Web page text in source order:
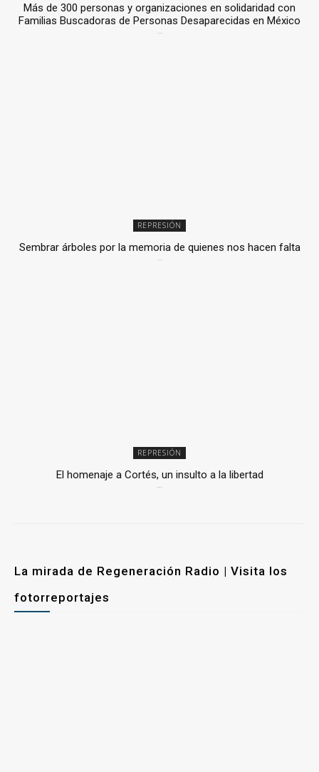
Más de 300 personas y organizaciones en solidaridad con
Familias Buscadoras de Personas Desaparecidas en México
REPRESIÓN
Sembrar árboles por la memoria de quienes nos hacen falta
REPRESIÓN
El homenaje a Cortés, un insulto a la libertad
La mirada de Regeneración Radio | Visita los
fotorreportajes